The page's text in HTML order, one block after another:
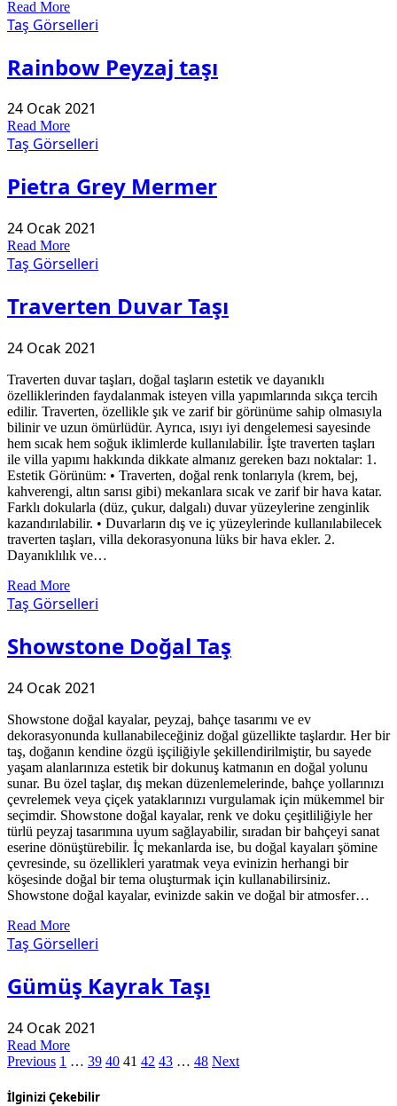
Read More
Taş Görselleri
Rainbow Peyzaj taşı
24 Ocak 2021
Read More
Taş Görselleri
Pietra Grey Mermer
24 Ocak 2021
Read More
Taş Görselleri
Traverten Duvar Taşı
24 Ocak 2021
Traverten duvar taşları, doğal taşların estetik ve dayanıklı
özelliklerinden faydalanmak isteyen villa yapımlarında sıkça tercih
edilir. Traverten, özellikle şık ve zarif bir görünüme sahip olmasıyla
bilinir ve uzun ömürlüdür. Ayrıca, ısıyı iyi dengelemesi sayesinde
hem sıcak hem soğuk iklimlerde kullanılabilir. İşte traverten taşları
ile villa yapımı hakkında dikkate almanız gereken bazı noktalar: 1.
Estetik Görünüm: • Traverten, doğal renk tonlarıyla (krem, bej,
kahverengi, altın sarısı gibi) mekanlara sıcak ve zarif bir hava katar.
Farklı dokularla (düz, çukur, dalgalı) duvar yüzeylerine zenginlik
kazandırılabilir. • Duvarların dış ve iç yüzeylerinde kullanılabilecek
traverten taşları, villa dekorasyonuna lüks bir hava ekler. 2.
Dayanıklılık ve…
Read More
Taş Görselleri
Showstone Doğal Taş
24 Ocak 2021
Showstone doğal kayalar, peyzaj, bahçe tasarımı ve ev
dekorasyonunda kullanabileceğiniz doğal güzellikte taşlardır. Her bir
taş, doğanın kendine özgü işçiliğiyle şekillendirilmiştir, bu sayede
yaşam alanlarınıza estetik bir dokunuş katmanın en doğal yolunu
sunar. Bu özel taşlar, dış mekan düzenlemelerinde, bahçe yollarınızı
çevrelemek veya çiçek yataklarınızı vurgulamak için mükemmel bir
seçimdir. Showstone doğal kayalar, renk ve doku çeşitliliğiyle her
türlü peyzaj tasarımına uyum sağlayabilir, sıradan bir bahçeyi sanat
eserine dönüştürebilir. İç mekanlarda ise, bu doğal kayaları şömine
çevresinde, su özellikleri yaratmak veya evinizin herhangi bir
köşesinde doğal bir tema oluşturmak için kullanabilirsiniz.
Showstone doğal kayalar, evinizde sakin ve doğal bir atmosfer…
Read More
Taş Görselleri
Gümüş Kayrak Taşı
24 Ocak 2021
Read More
Previous 1 … 39 40 41 42 43 … 48 Next
İlginizi Çekebilir